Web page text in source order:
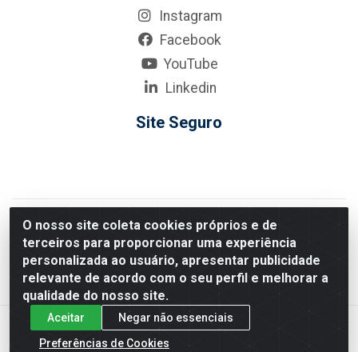
O nosso site coleta cookies próprios e de
terceiros para proporcionar uma experiência
personalizada ao usuário, apresentar publicidade
relevante de acordo com o seu perfil e melhorar a
qualidade do nosso site.
Aceitar
Negar não essenciais
Preferências de Cookies
Instagram
Facebook
YouTube
Linkedin
Site Seguro
KarneKeijo Logistica Integrada LTDA - Rod. Br-101 Sul, nº3700
- Barro, Recife/PE, 50900-400 CNPJ: 24.150.377/0001-95
Estados atendidos pela KarneKeijo: PE, PB e RN.